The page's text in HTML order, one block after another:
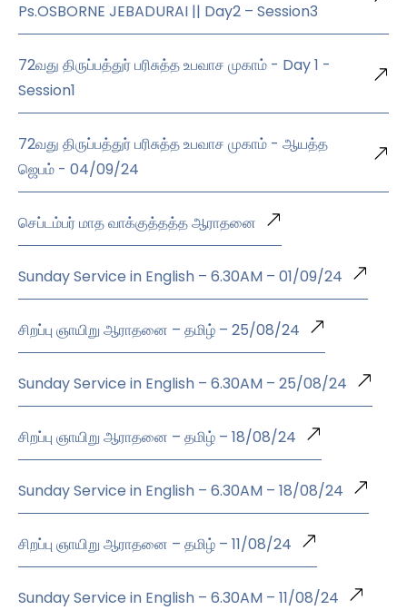
Ps.OSBORNE JEBADURAI || Day2 – Session3
72வது திருப்பத்துர் பரிசுத்த உபவாச முகாம் - Day 1 -
Session1
72வது திருப்பத்துர் பரிசுத்த உபவாச முகாம் - ஆயத்த
ஜெபம் - 04/09/24
செப்டம்பர் மாத வாக்குத்தத்த ஆராதனை
Sunday Service in English – 6.30AM – 01/09/24
சிறப்பு ஞாயிறு ஆராதனை – தமிழ் – 25/08/24
Sunday Service in English – 6.30AM – 25/08/24
சிறப்பு ஞாயிறு ஆராதனை – தமிழ் – 18/08/24
Sunday Service in English – 6.30AM – 18/08/24
சிறப்பு ஞாயிறு ஆராதனை – தமிழ் – 11/08/24
Sunday Service in English – 6.30AM – 11/08/24